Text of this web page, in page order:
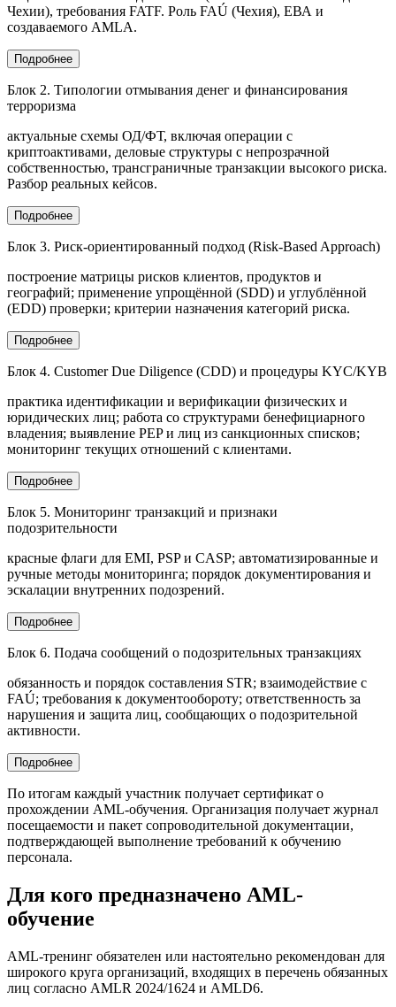
Чехии), требования FATF. Роль FAÚ (Чехия), ЕВА и
создаваемого AMLA.
Подробнее
Блок 2. Типологии отмывания денег и финансирования
терроризма
актуальные схемы ОД/ФТ, включая операции с
криптоактивами, деловые структуры с непрозрачной
собственностью, трансграничные транзакции высокого риска.
Разбор реальных кейсов.
Подробнее
Блок 3. Риск-ориентированный подход (Risk-Based Approach)
построение матрицы рисков клиентов, продуктов и
географий; применение упрощённой (SDD) и углублённой
(EDD) проверки; критерии назначения категорий риска.
Подробнее
Блок 4. Customer Due Diligence (CDD) и процедуры KYC/KYB
практика идентификации и верификации физических и
юридических лиц; работа со структурами бенефициарного
владения; выявление PEP и лиц из санкционных списков;
мониторинг текущих отношений с клиентами.
Подробнее
Блок 5. Мониторинг транзакций и признаки
подозрительности
красные флаги для EMI, PSP и CASP; автоматизированные и
ручные методы мониторинга; порядок документирования и
эскалации внутренних подозрений.
Подробнее
Блок 6. Подача сообщений о подозрительных транзакциях
обязанность и порядок составления STR; взаимодействие с
FAÚ; требования к документообороту; ответственность за
нарушения и защита лиц, сообщающих о подозрительной
активности.
Подробнее
По итогам каждый участник получает сертификат о
прохождении AML-обучения. Организация получает журнал
посещаемости и пакет сопроводительной документации,
подтверждающей выполнение требований к обучению
персонала.
Для кого предназначено AML-
обучение
AML-тренинг обязателен или настоятельно рекомендован для
широкого круга организаций, входящих в перечень обязанных
лиц согласно AMLR 2024/1624 и AMLD6.